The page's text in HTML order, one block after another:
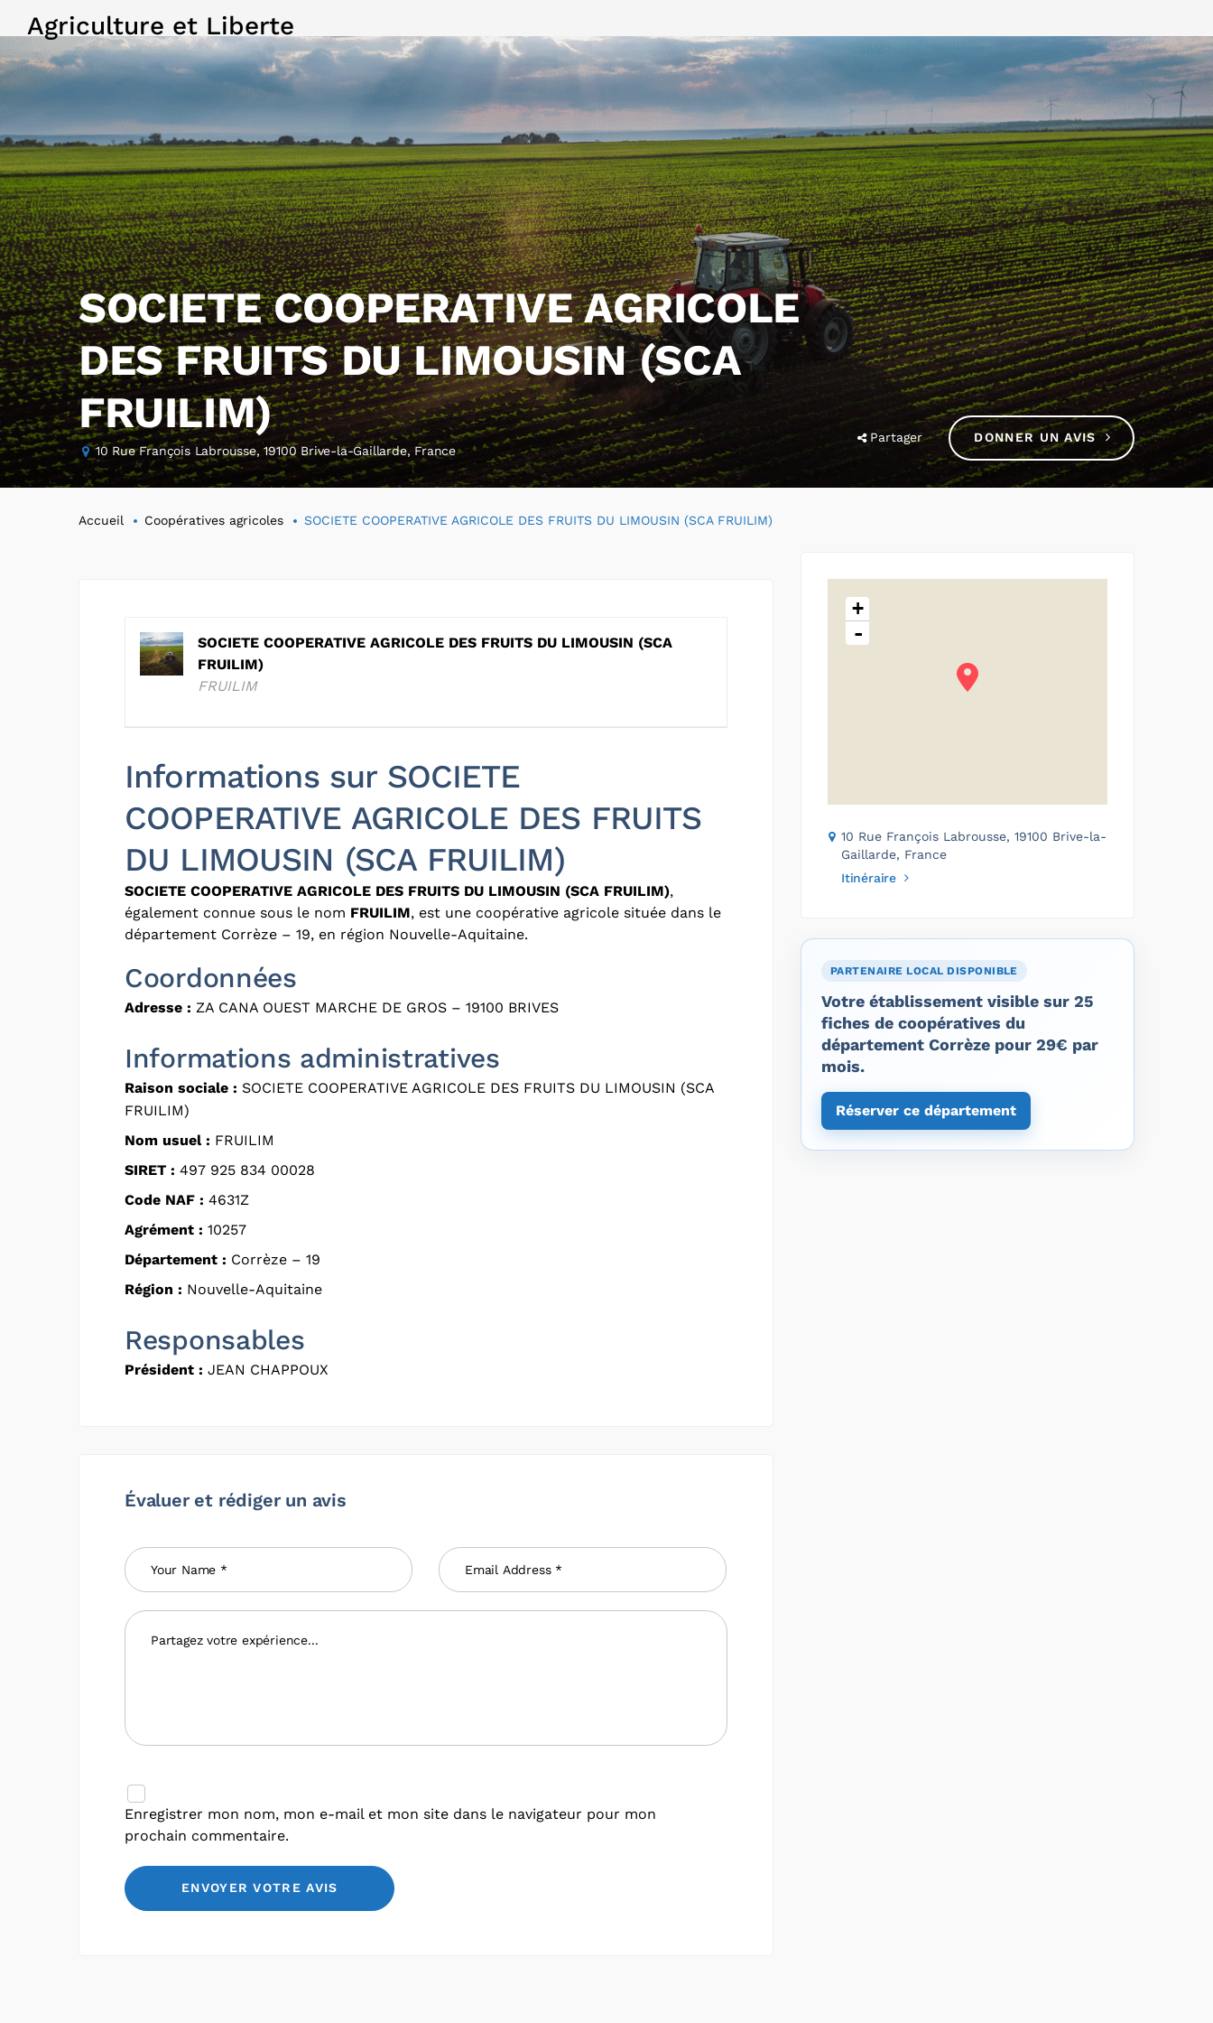
Agriculture et Liberte
SOCIETE COOPERATIVE AGRICOLE
DES FRUITS DU LIMOUSIN (SCA
FRUILIM)
10 Rue François Labrousse, 19100 Brive-la-Gaillarde, France
Partager DONNER UN AVIS
Accueil Coopératives agricoles SOCIETE COOPERATIVE AGRICOLE DES FRUITS DU LIMOUSIN (SCA FRUILIM)
SOCIETE COOPERATIVE AGRICOLE DES FRUITS DU LIMOUSIN (SCA
FRUILIM)
FRUILIM
Informations sur SOCIETE
COOPERATIVE AGRICOLE DES FRUITS
DU LIMOUSIN (SCA FRUILIM)
SOCIETE COOPERATIVE AGRICOLE DES FRUITS DU LIMOUSIN (SCA FRUILIM),
également connue sous le nom FRUILIM, est une coopérative agricole située dans le
département Corrèze – 19, en région Nouvelle-Aquitaine.
Coordonnées
Adresse : ZA CANA OUEST MARCHE DE GROS – 19100 BRIVES
Informations administratives
Raison sociale : SOCIETE COOPERATIVE AGRICOLE DES FRUITS DU LIMOUSIN (SCA
FRUILIM)
Nom usuel : FRUILIM
SIRET : 497 925 834 00028
Code NAF : 4631Z
Agrément : 10257
Département : Corrèze – 19
Région : Nouvelle-Aquitaine
Responsables
Président : JEAN CHAPPOUX
Évaluer et rédiger un avis
Enregistrer mon nom, mon e-mail et mon site dans le navigateur pour mon
prochain commentaire.
+
-
10 Rue François Labrousse, 19100 Brive-la-
Gaillarde, France
Itinéraire
PARTENAIRE LOCAL DISPONIBLE
Votre établissement visible sur 25
fiches de coopératives du
département Corrèze pour 29€ par
mois.
Réserver ce département